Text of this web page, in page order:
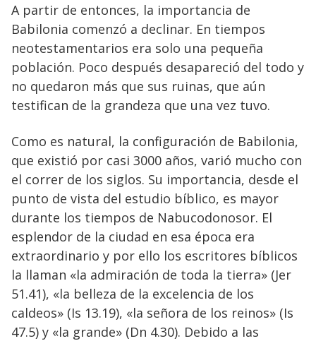
A partir de entonces, la importancia de
Babilonia comenzó a declinar. En tiempos
neotestamentarios era solo una pequeña
población. Poco después desapareció del todo y
no quedaron más que sus ruinas, que aún
testifican de la grandeza que una vez tuvo.
Como es natural, la configuración de Babilonia,
que existió por casi 3000 años, varió mucho con
el correr de los siglos. Su importancia, desde el
punto de vista del estudio bíblico, es mayor
durante los tiempos de Nabucodonosor. El
esplendor de la ciudad en esa época era
extraordinario y por ello los escritores bíblicos
la llaman «la admiración de toda la tierra» (Jer
51.41), «la belleza de la excelencia de los
caldeos» (Is 13.19), «la señora de los reinos» (Is
47.5) y «la grande» (Dn 4.30). Debido a las